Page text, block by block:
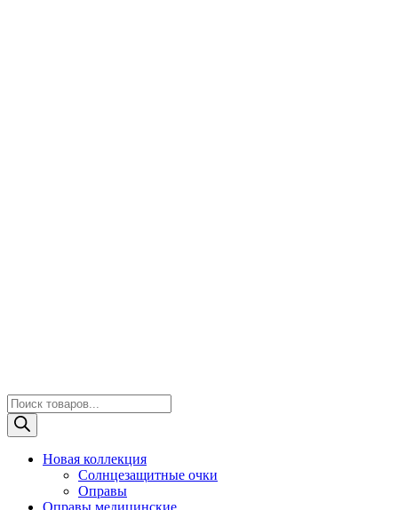
Поиск
товаров
Новая коллекция
Солнцезащитные очки
Оправы
Оправы медицинские